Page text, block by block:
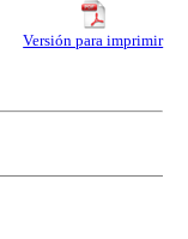
Versión para imprimir